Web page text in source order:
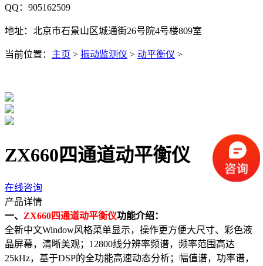
QQ：905162509
地址：北京市石景山区城通街26号院4号楼809室
当前位置： 主页 > 振动监测仪 > 动平衡仪 >
ZX660四通道动平衡仪
在线咨询
产品详情
一、 ZX660四通道动平衡仪功能介绍：
全新中文Window风格菜单显示，操作更方便大尺寸、彩色液
晶屏幕，清晰美观；12800线分辨率频谱，频率范围高达
25kHz，基于DSP的全功能高速动态分析；幅值谱，功率谱，